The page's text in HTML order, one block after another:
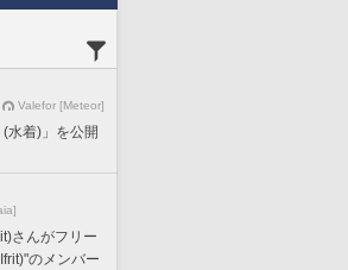
Valefor [Meteor]
(水着)」を公開
さんがフリー
のメンバー